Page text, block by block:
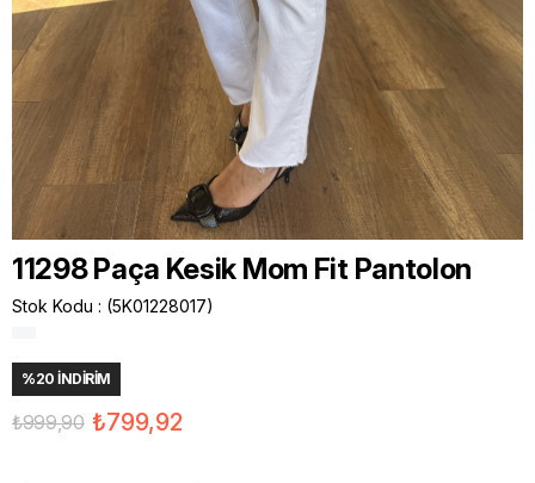
11298 Paça Kesik Mom Fit Pantolon
Stok Kodu (5K01228017)
%20 İNDIRIM
₺999,90 ₺799,92